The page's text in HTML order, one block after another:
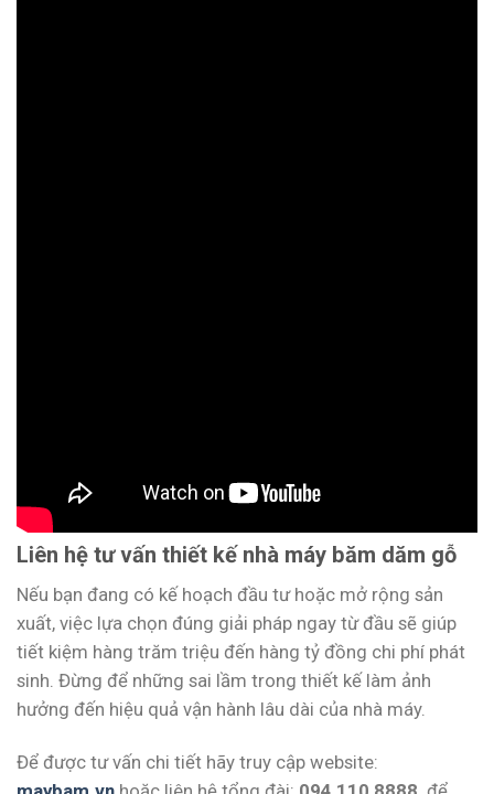
Liên hệ tư vấn thiết kế nhà máy băm dăm gỗ
Nếu bạn đang có kế hoạch đầu tư hoặc mở rộng sản
xuất, việc lựa chọn đúng giải pháp ngay từ đầu sẽ giúp
tiết kiệm hàng trăm triệu đến hàng tỷ đồng chi phí phát
sinh. Đừng để những sai lầm trong thiết kế làm ảnh
hưởng đến hiệu quả vận hành lâu dài của nhà máy.
Để được tư vấn chi tiết hãy truy cập website: